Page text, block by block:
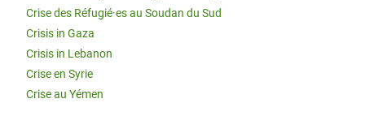
Crise des Réfugié·es au Soudan du Sud
Crisis in Gaza
Crisis in Lebanon
Crise en Syrie
Crise au Yémen